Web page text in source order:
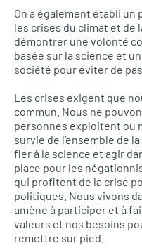
On a également établi un
les crises du climat et de
démontrer une volonté
basée sur la science et
société pour éviter de
Les crises exigent que
commun. Nous ne
personnes exploitent ou
survie de l’ensemble de
fier à la science et agir
place pour les
qui profitent de la crise
politiques. Nous vivons
amène à participer et à
valeurs et nos besoins
remettre sur pied.